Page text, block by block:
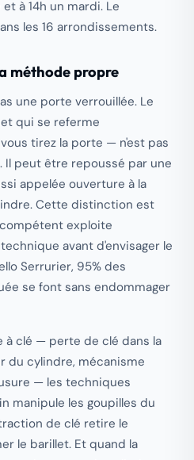
à 14h un mardi. Le
les 16 arrondissements.
méthode propre
une porte verrouillée. Le
qui se referme
tirez la porte — n'est pas
Il peut être repoussé par une
appelée ouverture à la
Cette distinction est
exploite
avant d'envisager le
Serrurier, 95% des
se font sans endommager
à clé — perte de clé dans la
du cylindre, mécanisme
— les techniques
manipule les goupilles du
de clé retire le
le barillet. Et quand la